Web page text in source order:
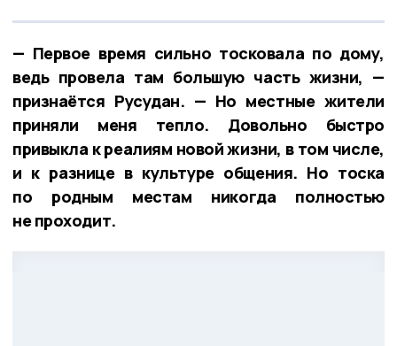
— Первое время сильно тосковала по дому,
ведь провела там большую часть жизни, —
признаётся Русудан. — Но местные жители
приняли меня тепло. Довольно быстро
привыкла к реалиям новой жизни, в том числе,
и к разнице в культуре общения. Но тоска
по родным местам никогда полностью
не проходит.